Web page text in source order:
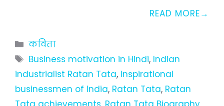
READ MORE
Categories
कविता
Tags
Business motivation in Hindi, Indian
industrialist Ratan Tata, Inspirational
businessmen of India, Ratan Tata, Ratan